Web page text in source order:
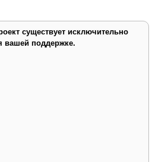
существует исключительно
вашей поддержке.